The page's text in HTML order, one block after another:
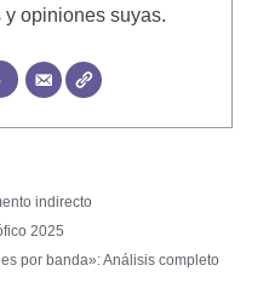
opiniones suyas.
indirecto
2025
por banda»: Análisis completo